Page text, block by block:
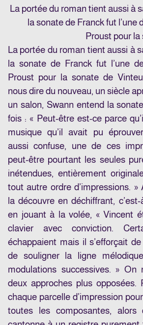
La portée du roman tient aussi à
la sonate de Franck fut l’une
Proust pour la
La portée du roman tient aussi à
la sonate de Franck fut l’une
Proust pour la sonate de
nous dire du nouveau, un siècle
un salon, Swann entend la
fois : « Peut-être est-ce parce
musique qu’il avait pu
aussi confuse, une de ces
peut-être pourtant les seules
inétendues, entièrement
tout autre ordre d’impressions. »
la découvre en déchiffrant,
en jouant à la volée, « Vincent
clavier avec conviction.
échappaient mais il s’efforçait
de souligner la ligne
modulations successives. » On
deux approches plus opposées.
chaque parcelle d’impression
toutes les composantes, alors